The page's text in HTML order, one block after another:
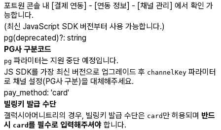
포트원 콘솔 내 [결제 연동] - [연동 정보] - [채널 관리] 에서 확인 가
능합니다.
(최신 JavaScript SDK 버전부터 사용 가능합니다.)
pg(deprecated)?: string
PG사 구분코드
pg 파라미터는 지원 중단 예정입니다.
JS SDK를 가장 최신 버전으로 업그레이드 후 channelKey 파라미터
로 채널 설정(PG사 구분)을 대체해주세요.
pay_method: 'card'
빌링키 발급 수단
갤럭시아머니트리의 경우, 빌링키 발급 수단은 card 만 허용되며 반드
시
card 를 필수로 입력해주셔야 합니다.